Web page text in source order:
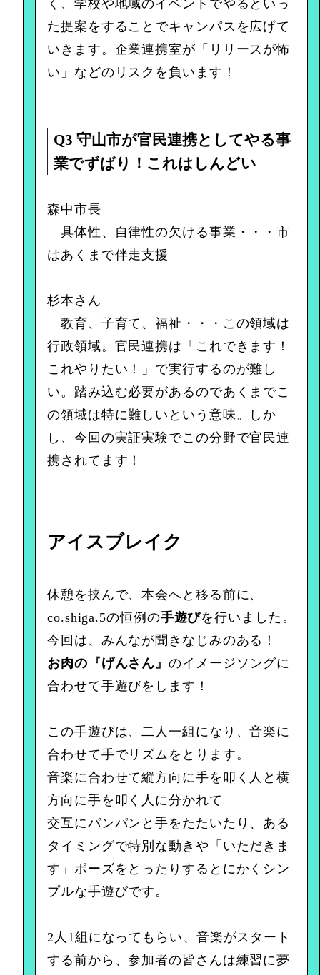
く、学校や地域のイベントでやるといっ
た提案をすることでキャンパスを広げて
いきます。企業連携室が「リリースが怖
い」などのリスクを負います！
Q3 守山市が官民連携としてやる事
業でずばり！これはしんどい
森中市長
具体性、自律性の欠ける事業・・・市
はあくまで伴走支援
杉本さん
教育、子育て、福祉・・・この領域は
行政領域。官民連携は「これできます！
これやりたい！」で実行するのが難し
い。踏み込む必要があるのであくまでこ
の領域は特に難しいという意味。しか
し、今回の実証実験でこの分野で官民連
携されてます！
アイスブレイク
休憩を挟んで、本会へと移る前に、
co.shiga.5の恒例の手遊びを行いました。
今回は、みんなが聞きなじみのある！
お肉の『げんさん』のイメージソングに
合わせて手遊びをします！
この手遊びは、二人一組になり、音楽に
合わせて手でリズムをとります。
音楽に合わせて縦方向に手を叩く人と横
方向に手を叩く人に分かれて
交互にパンパンと手をたたいたり、ある
タイミングで特別な動きや「いただきま
す」ポーズをとったりするとにかくシン
プルな手遊びです。
2人1組になってもらい、音楽がスタート
する前から、参加者の皆さんは練習に夢